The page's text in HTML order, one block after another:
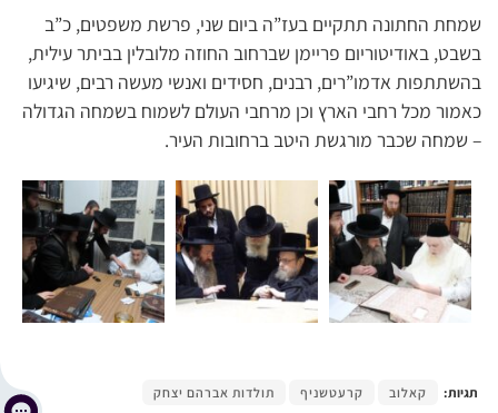
שמחת החתונה תתקיים בעז”ה ביום שני, פרשת משפטים, כ”ב
בשבט, באודיטוריום פריימן שברחוב החוזה מלובלין בביתר עילית,
בהשתתפות אדמו”רים, רבנים, חסידים ואנשי מעשה רבים, שיגיעו
כאמור מכל רחבי הארץ וכן מרחבי העולם לשמוח בשמחה הגדולה
– שמחה שכבר מורגשת היטב ברחובות העיר.
תגיות: קאלוב קרעטשניף תולדות אברהם יצחק